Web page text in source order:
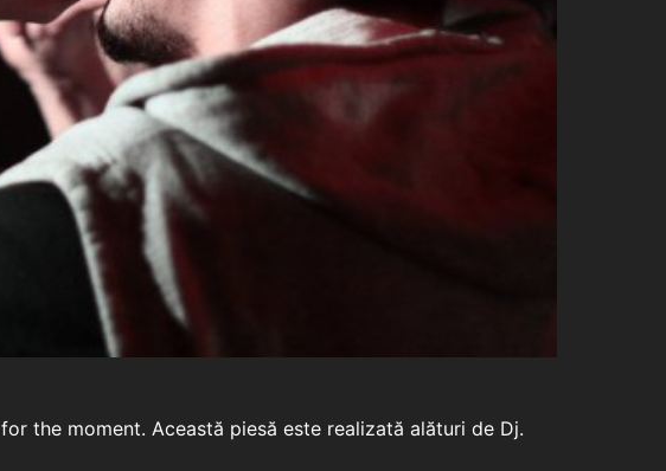
the moment. Această piesă este realizată alături de Dj.